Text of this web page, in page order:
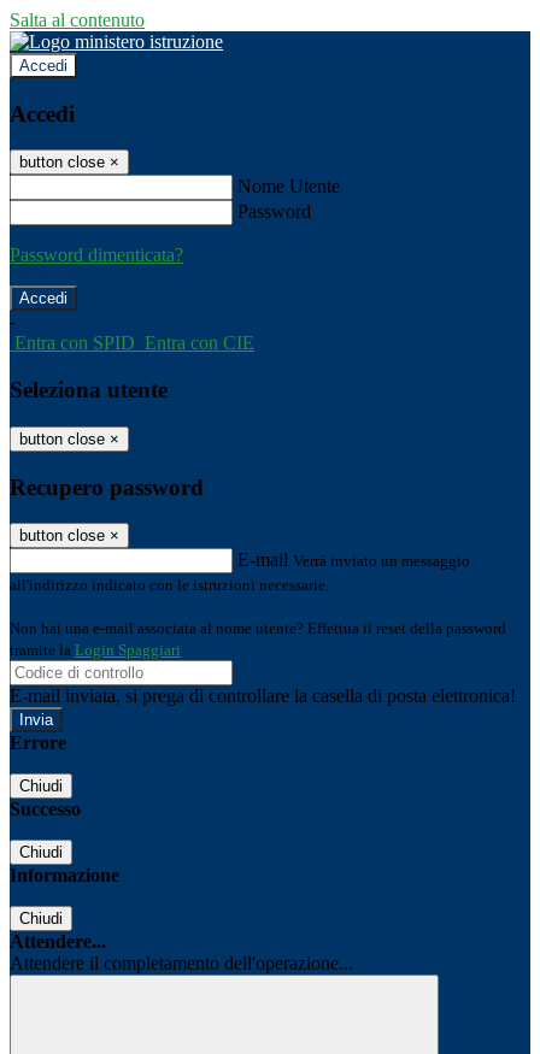
Salta al contenuto
Accedi
Accedi
button close ×
Nome Utente
Password
Password dimenticata?
-
Entra con SPID Entra con CIE
Seleziona utente
button close ×
Recupero password
button close ×
E-mail Verrà inviato un messaggio
all'indirizzo indicato con le istruzioni necessarie.
Non hai una e-mail associata al nome utente? Effettua il reset della password
tramite la Login Spaggiari
E-mail inviata, si prega di controllare la casella di posta elettronica!
Errore
Chiudi
Successo
Chiudi
Informazione
Chiudi
Attendere...
Attendere il completamento dell'operazione...